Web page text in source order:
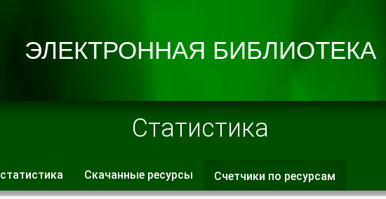
Статистика
вкладкиСкачанные ресурсы Счетчики по ресурсам
вкладка)